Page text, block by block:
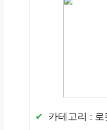
카테고리 : 로